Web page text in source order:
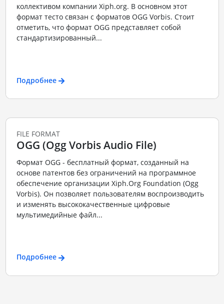
коллективом компании Xiph.org. В основном этот
формат тесто связан с форматов OGG Vorbis. Стоит
отметить, что формат OGG представляет собой
стандартизированный...
Подробнее
FILE FORMAT
OGG (Ogg Vorbis Audio File)
Формат OGG - бесплатный формат, созданный на
основе патентов без ограничений на программное
обеспечение организации Xiph.Org Foundation (Ogg
Vorbis). Он позволяет пользователям воспроизводить
и изменять высококачественные цифровые
мультимедийные файл...
Подробнее